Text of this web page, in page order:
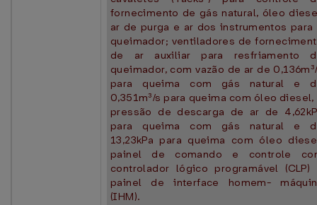
fornecimento de gás natural, óleo
ar de purga e ar dos instrumentos para
queimador; ventiladores de
de ar auxiliar para resfriamento
queimador, com vazão de ar de
para queima com gás natural e
0,351m³/s para queima com óleo diesel,
pressão de descarga de ar de
para queima com gás natural e
13,23kPa para queima com óleo
painel de comando e controle
controlador lógico programável (CLP)
painel de interface homem-
(IHM).